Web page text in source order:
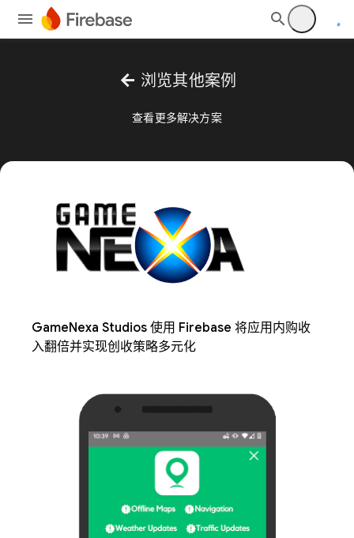
arrow_back 浏览其他案例
查看更多解决方案
GameNexa Studios 使用 Firebase 将应用内购收
入翻倍并实现创收策略多元化